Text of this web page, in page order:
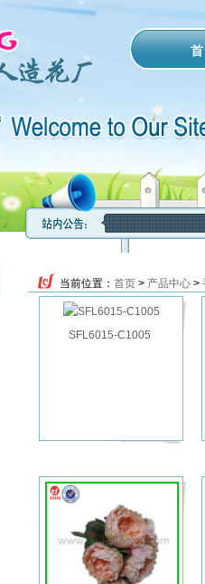
当前位置： 首页 > 产品中心 >
SFL6015-C1005